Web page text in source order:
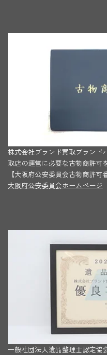
株式会社ブランド買取ブランド
取店の運営に必要な古物商許可
【大阪府公安委員会古物商許
大阪府公安委員会ホームページ
一般社団法人遺品整理士認定協